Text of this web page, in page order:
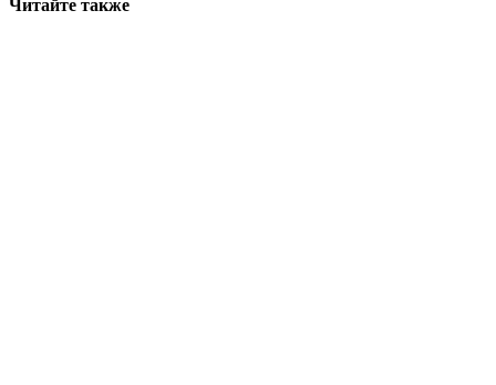
Читайте также